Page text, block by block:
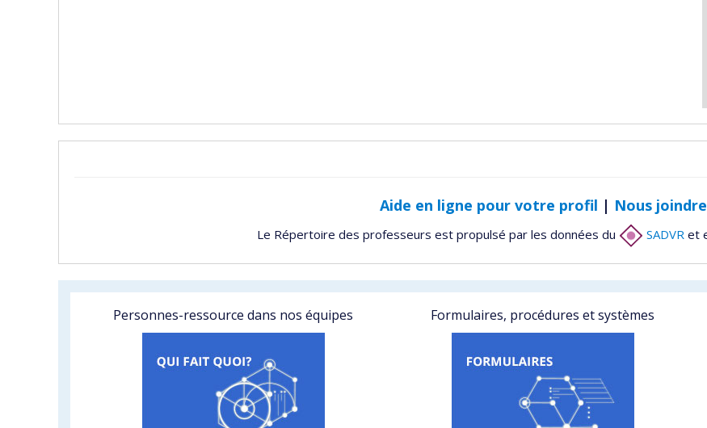
Aide en ligne pour votre profil | Nous joindre
Le Répertoire des professeurs est propulsé par les données du SADVR et
Personnes-ressource dans nos équipes Formulaires, procédures et systèmes